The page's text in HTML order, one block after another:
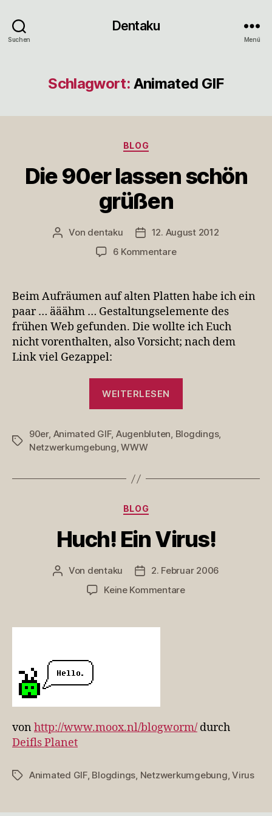
Suchen
Dentaku
Menü
Schlagwort: Animated GIF
Kategorien
BLOG
Die 90er lassen schön
grüßen
Beitragsautor
Von dentaku Veröffentlichungsdatum
12. August 2012
6 Kommentarezu
lassen
grüßen
Beim Aufräumen auf alten Platten habe ich ein
paar … ääähm … Gestaltungselemente des
frühen Web gefunden. Die wollte ich Euch
nicht vorenthalten, also Vorsicht; nach dem
Link viel Gezappel:
WEITERLESEN
schön
Schlagwörter
90er, Animated GIF, Augenbluten, Blogdings,
Netzwerkumgebung,WWW
Kategorien
BLOG
Huch! Ein Virus!
Beitragsautor
Von dentaku Veröffentlichungsdatum
2. Februar 2006
Keine Kommentarezu
von http://www.moox.nl/blogworm/ durch
Deifls Planet
Schlagwörter
Animated GIF, Blogdings, Netzwerkumgebung,Virus